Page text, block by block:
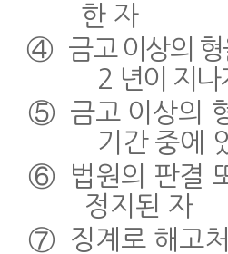
한 자
④ 금고 이상의
2 년이 지
⑤ 금고 이상의
기간 중에
⑥
법원의 판결
정지된 자
⑦
징계로 해고